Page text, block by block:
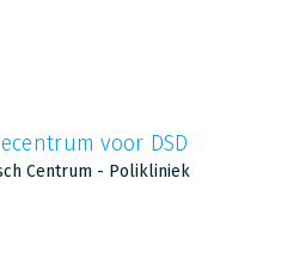
voor DSD
Centrum - Polikliniek